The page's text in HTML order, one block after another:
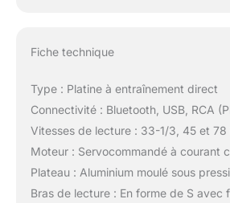
Fiche technique
Type : Platine à entraînement direct
Connectivité : Bluetooth, USB, RCA
Vitesses de lecture : 33-1/3, 45 et
Moteur : Servocommandé à courant
Plateau : Aluminium moulé sous
Bras de lecture : En forme de S avec